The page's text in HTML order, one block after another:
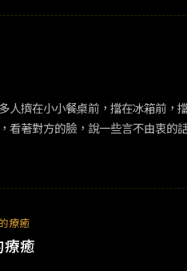
入當地軍閥與升斗小民之間的關係，但
療癒
療癒